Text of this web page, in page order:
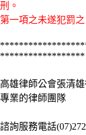
刑。
第一項之未遂犯罰之
******************
高雄律師公會張清
專業的律師團隊
諮詢服務電話